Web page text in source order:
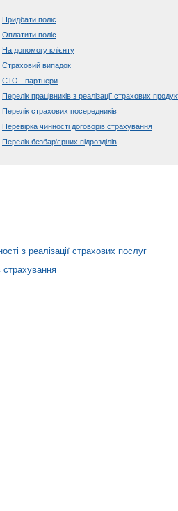
Придбати поліс
Оплатити поліс
На допомогу клієнту
Страховий випадок
СТО - партнери
Перелік працівників з реалізації страхових
Перелік страхових посередників
Перевірка чинності договорів страхування
Перелік безбар'єрних підрозділів
з реалізації страхових послуг
страхування